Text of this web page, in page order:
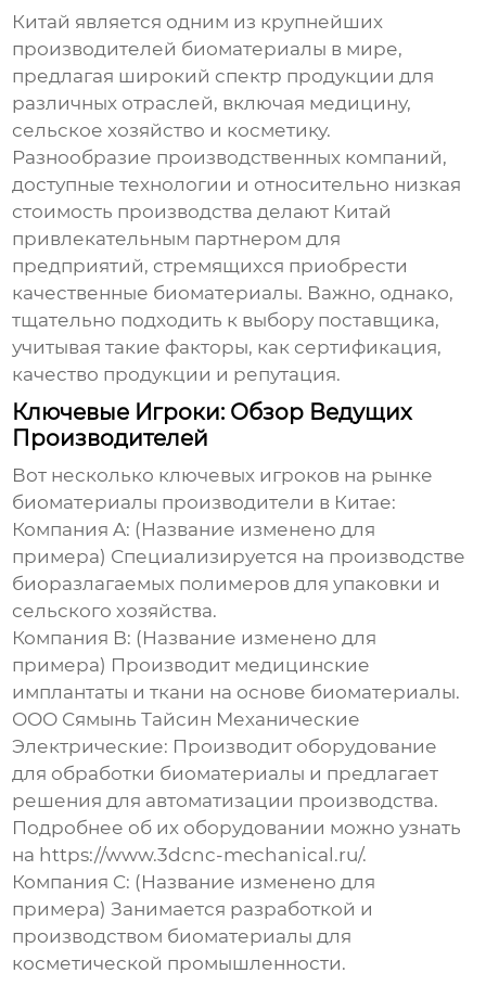
Китай является одним из крупнейших
производителей биоматериалы в мире,
предлагая широкий спектр продукции для
различных отраслей, включая медицину,
сельское хозяйство и косметику.
Разнообразие производственных компаний,
доступные технологии и относительно низкая
стоимость производства делают Китай
привлекательным партнером для
предприятий, стремящихся приобрести
качественные биоматериалы. Важно, однако,
тщательно подходить к выбору поставщика,
учитывая такие факторы, как сертификация,
качество продукции и репутация.
Ключевые Игроки: Обзор Ведущих
Производителей
Вот несколько ключевых игроков на рынке
биоматериалы производители в Китае:
Компания A: (Название изменено для
примера) Специализируется на производстве
биоразлагаемых полимеров для упаковки и
сельского хозяйства.
Компания B: (Название изменено для
примера) Производит медицинские
имплантаты и ткани на основе биоматериалы.
ООО Сямынь Тайсин Механические
Электрические: Производит оборудование
для обработки биоматериалы и предлагает
решения для автоматизации производства.
Подробнее об их оборудовании можно узнать
на https://www.3dcnc-mechanical.ru/.
Компания C: (Название изменено для
примера) Занимается разработкой и
производством биоматериалы для
косметической промышленности.